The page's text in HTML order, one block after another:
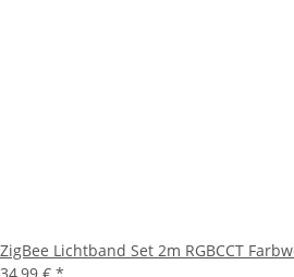
ZigBee Lichtband Set 2m RGBCCT